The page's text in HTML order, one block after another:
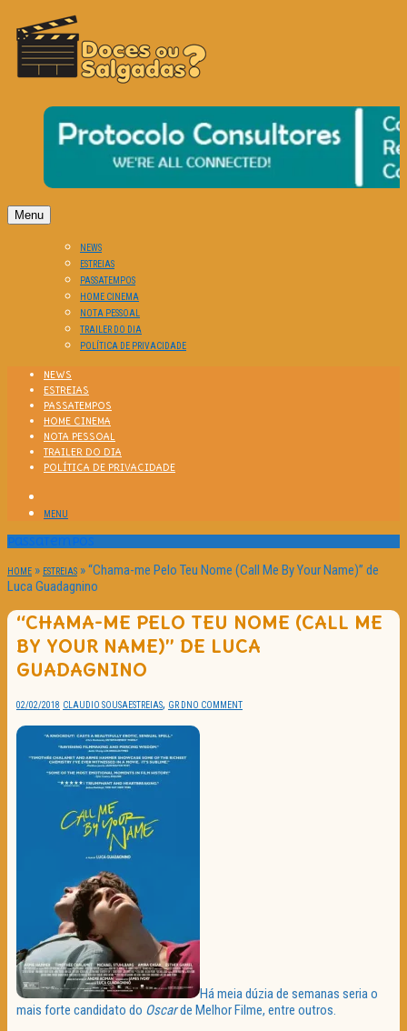
DOCES OU SALGADAS?
O Cinema? Uma Paixão!!
Menu
NEWS
ESTREIAS
PASSATEMPOS
HOME CINEMA
NOTA PESSOAL
TRAILER DO DIA
POLÍTICA DE PRIVACIDADE
NEWS
ESTREIAS
PASSATEMPOS
HOME CINEMA
NOTA PESSOAL
TRAILER DO DIA
POLÍTICA DE PRIVACIDADE
MENU
Passatempos
HOME » ESTREIAS »“Chama-me Pelo Teu Nome (Call Me By Your Name)” de
Luca Guadagnino
“CHAMA-ME PELO TEU NOME (CALL ME
BY YOUR NAME)” DE LUCA
GUADAGNINO
02/02/2018 CLAUDIO SOUSAESTREIAS, GR D NO COMMENT
Há meia dúzia de semanas seria o
mais forte candidato do Oscarde Melhor Filme, entre outros.